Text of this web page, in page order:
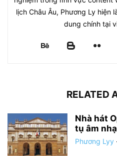
lịch Châu Âu, Phương Ly hiện
dung chính tại
RELATED
Nhà hát
tụ âm
Phương Lyy